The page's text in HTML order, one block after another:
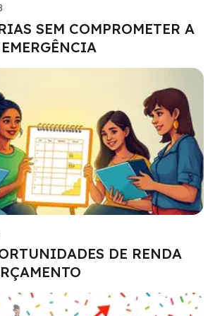
SEM COMPROMETER A
DE RENDA